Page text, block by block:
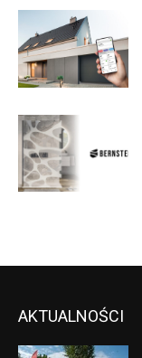
AKTUALNOŚCI